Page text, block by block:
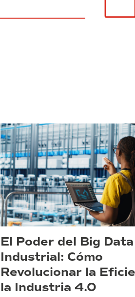
El Poder del Big Data
Industrial: Cómo
Revolucionar la
la Industria 4.0